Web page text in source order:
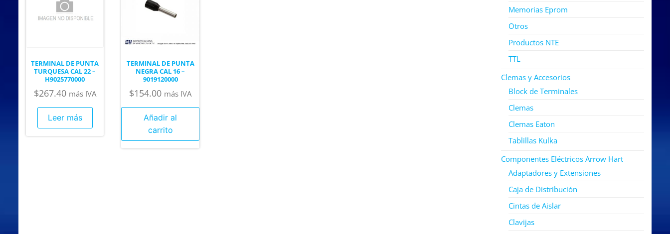
TERMINAL DE PUNTA
TURQUESA CAL 22 –
H9025770000
$267.40 más IVA
Leer más
TERMINAL DE PUNTA
NEGRA CAL 16 –
9019120000
$154.00 más IVA
Añadir al
carrito
Memorias Eprom
Otros
Productos NTE
TTL
Clemas y Accesorios
Block de Terminales
Clemas
Clemas Eaton
Tablillas Kulka
Componentes Eléctricos Arrow Hart
Adaptadores y Extensiones
Caja de Distribución
Cintas de Aislar
Clavijas